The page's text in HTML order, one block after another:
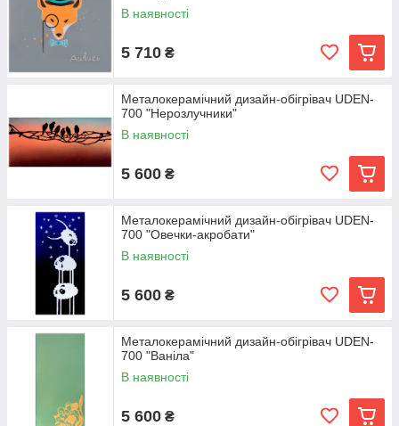
В наявності
5 710 ₴
Металокерамічний дизайн-обігрівач UDEN-
700 "Нерозлучники"
В наявності
5 600 ₴
Металокерамічний дизайн-обігрівач UDEN-
700 "Овечки-акробати"
В наявності
5 600 ₴
Металокерамічний дизайн-обігрівач UDEN-
700 "Ваніла"
В наявності
5 600 ₴